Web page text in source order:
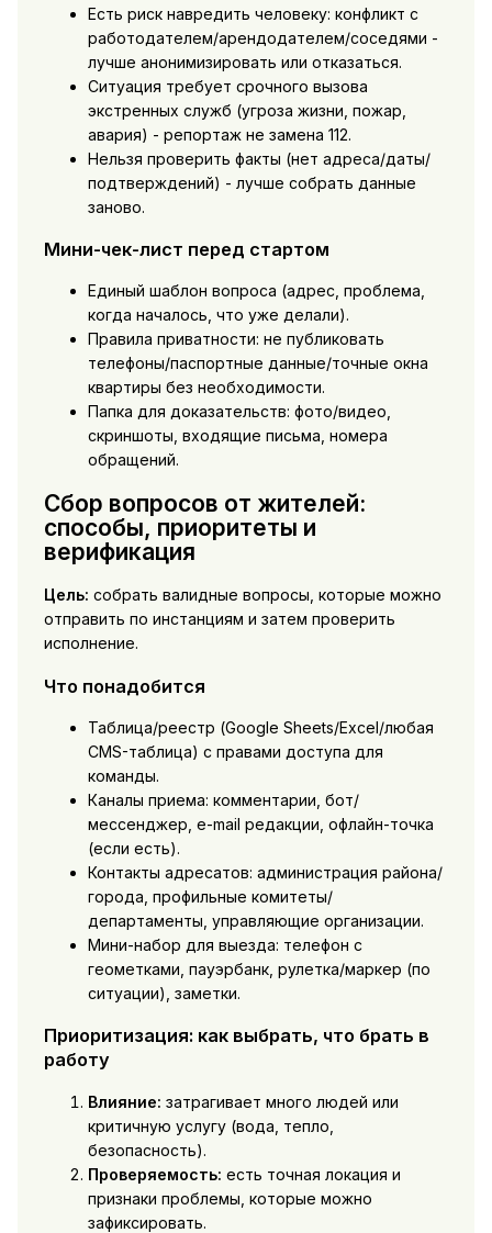
Есть риск навредить человеку: конфликт с
работодателем/арендодателем/соседями -
лучше анонимизировать или отказаться.
Ситуация требует срочного вызова
экстренных служб (угроза жизни, пожар,
авария) - репортаж не замена 112.
Нельзя проверить факты (нет адреса/даты/
подтверждений) - лучше собрать данные
заново.
Мини-чек-лист перед стартом
Единый шаблон вопроса (адрес, проблема,
когда началось, что уже делали).
Правила приватности: не публиковать
телефоны/паспортные данные/точные окна
квартиры без необходимости.
Папка для доказательств: фото/видео,
скриншоты, входящие письма, номера
обращений.
Сбор вопросов от жителей:
способы, приоритеты и
верификация
Цель: собрать валидные вопросы, которые можно
отправить по инстанциям и затем проверить
исполнение.
Что понадобится
Таблица/реестр (Google Sheets/Excel/любая
CMS-таблица) с правами доступа для
команды.
Каналы приема: комментарии, бот/
мессенджер, e-mail редакции, офлайн-точка
(если есть).
Контакты адресатов: администрация района/
города, профильные комитеты/
департаменты, управляющие организации.
Мини-набор для выезда: телефон с
геометками, пауэрбанк, рулетка/маркер (по
ситуации), заметки.
Приоритизация: как выбрать, что брать в
работу
Влияние: затрагивает много людей или
критичную услугу (вода, тепло,
безопасность).
Проверяемость: есть точная локация и
признаки проблемы, которые можно
зафиксировать.